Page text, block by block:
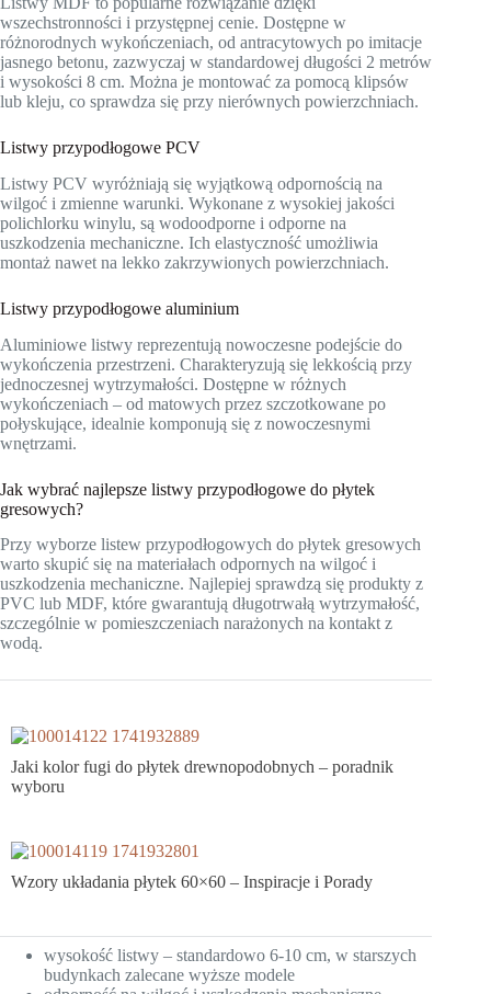
wszechstronności i przystępnej cenie. Dostępne w
różnorodnych wykończeniach, od antracytowych po imitacje
jasnego betonu, zazwyczaj w standardowej długości 2 metrów
i wysokości 8 cm. Można je montować za pomocą klipsów
lub kleju, co sprawdza się przy nierównych powierzchniach.
Listwy przypodłogowe PCV
Listwy PCV wyróżniają się wyjątkową odpornością na
wilgoć i zmienne warunki. Wykonane z wysokiej jakości
polichlorku winylu, są wodoodporne i odporne na
uszkodzenia mechaniczne. Ich elastyczność umożliwia
montaż nawet na lekko zakrzywionych powierzchniach.
Listwy przypodłogowe aluminium
Aluminiowe listwy reprezentują nowoczesne podejście do
wykończenia przestrzeni. Charakteryzują się lekkością przy
jednoczesnej wytrzymałości. Dostępne w różnych
wykończeniach – od matowych przez szczotkowane po
połyskujące, idealnie komponują się z nowoczesnymi
wnętrzami.
Jak wybrać najlepsze listwy przypodłogowe do płytek
gresowych?
Przy wyborze listew przypodłogowych do płytek gresowych
warto skupić się na materiałach odpornych na wilgoć i
uszkodzenia mechaniczne. Najlepiej sprawdzą się produkty z
PVC lub MDF, które gwarantują długotrwałą wytrzymałość,
szczególnie w pomieszczeniach narażonych na kontakt z
wodą.
Jaki kolor fugi do płytek drewnopodobnych – poradnik
wyboru
Wzory układania płytek 60×60 – Inspiracje i Porady
wysokość listwy – standardowo 6-10 cm, w starszych
budynkach zalecane wyższe modele